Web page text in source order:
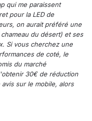
qui me paraissent
pour la LED de
on aurait préféré une
du désert) et ses
Si vous cherchez une
de coté, le
du marché
30€ de réduction
sur le mobile, alors